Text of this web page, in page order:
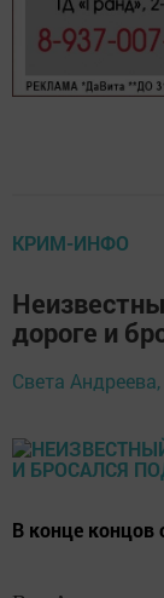
КРИМ-ИНФО
дороге и
Света Андреева,
В конце концов